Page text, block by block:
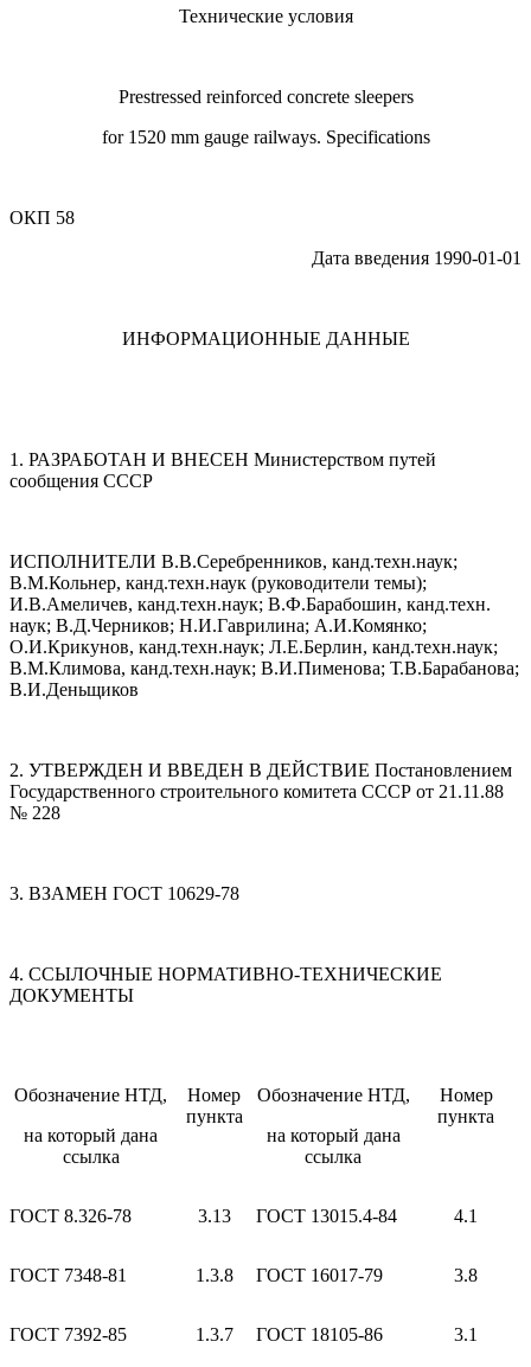
Технические условия
Prestressed reinforced concrete sleepers
for 1520 mm gauge railways. Specifications
ОКП 58
Дата введения 1990-01-01
ИНФОРМАЦИОННЫЕ ДАННЫЕ
1. РАЗРАБОТАН И ВНЕСЕН Министерством путей
сообщения СССР
ИСПОЛНИТЕЛИ В.В.Серебренников, канд.техн.наук;
В.М.Кольнер, канд.техн.наук (руководители темы);
И.В.Амеличев, канд.техн.наук; В.Ф.Барабошин, канд.техн.
наук; В.Д.Черников; Н.И.Гаврилина; А.И.Комянко;
О.И.Крикунов, канд.техн.наук; Л.Е.Берлин, канд.техн.наук;
В.М.Климова, канд.техн.наук; В.И.Пименова; Т.В.Барабанова;
В.И.Деньщиков
2. УТВЕРЖДЕН И ВВЕДЕН В ДЕЙСТВИЕ Постановлением
Государственного строительного комитета СССР от 21.11.88
№ 228
3. ВЗАМЕН ГОСТ 10629-78
4. ССЫЛОЧНЫЕ НОРМАТИВНО-ТЕХНИЧЕСКИЕ
ДОКУМЕНТЫ
Обозначение НТД,
на который дана
ссылка
Номер
пункта
Обозначение НТД,
на который дана
ссылка
Номер
пункта
ГОСТ 8.326-78 3.13 ГОСТ 13015.4-84 4.1
ГОСТ 7348-81 1.3.8 ГОСТ 16017-79 3.8
ГОСТ 7392-85 1.3.7 ГОСТ 18105-86 3.1